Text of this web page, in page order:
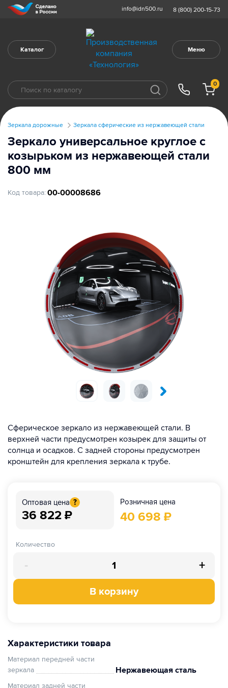
info@idn500.ru 8 (800) 200-15-73
Каталог Меню
0
Зеркала дорожные Зеркала сферические из нержавеющей стали
Зеркало универсальное круглое с
козырьком из нержавеющей стали
800 мм
Код товара: 00-00008686
Сферическое зеркало из нержавеющей стали. В
верхней части предусмотрен козырек для защиты от
солнца и осадков. С задней стороны предусмотрен
кронштейн для крепления зеркала к трубе.
Оптовая цена ?
36 822 ₽
Розничная цена
40 698 ₽
Количество
- +
В корзину
Характеристики товара
Материал передней части
зеркала
Нержавеющая сталь
Материал задней части